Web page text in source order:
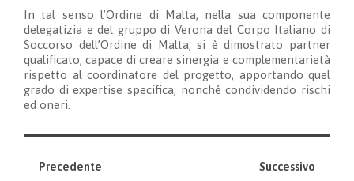
In tal senso l’Ordine di Malta, nella sua componente
delegatizia e del gruppo di Verona del Corpo Italiano di
Soccorso dell’Ordine di Malta, si è dimostrato partner
qualificato, capace di creare sinergia e complementarietà
rispetto al coordinatore del progetto, apportando quel
grado di expertise specifica, nonché condividendo rischi
ed oneri.
Precedente Successivo